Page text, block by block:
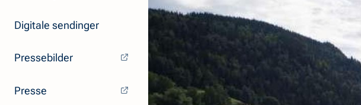
Digitale sendinger
Pressebilder
Presse